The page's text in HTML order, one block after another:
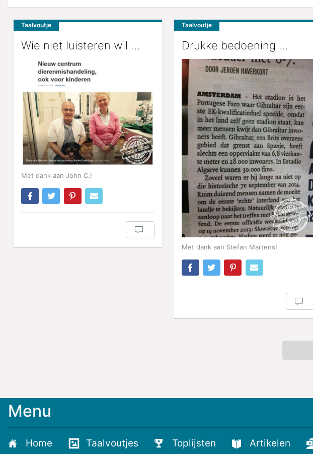
Taalvoutje
Wie niet luisteren wil …
Met dank aan John C.!
Taalvoutje
Drukke bedoening …
Met dank aan Stefan Martens!
Meld
voor
Menu
Home Taalvoutjes Toplijsten Artikelen